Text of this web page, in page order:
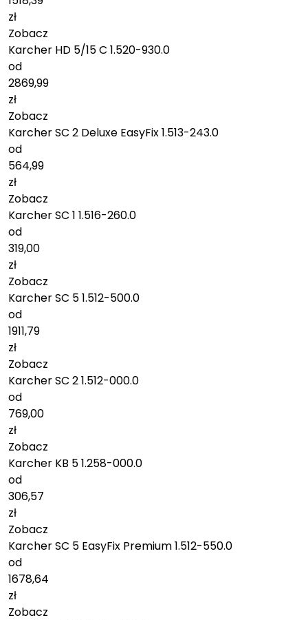
zł
Zobacz
Karcher HD 5/15 C 1.520-930.0
od
2869,99
zł
Zobacz
Karcher SC 2 Deluxe EasyFix 1.513-243.0
od
564,99
zł
Zobacz
Karcher SC 1 1.516-260.0
od
319,00
zł
Zobacz
Karcher SC 5 1.512-500.0
od
1911,79
zł
Zobacz
Karcher SC 2 1.512-000.0
od
769,00
zł
Zobacz
Karcher KB 5 1.258-000.0
od
306,57
zł
Zobacz
Karcher SC 5 EasyFix Premium 1.512-550.0
od
1678,64
zł
Zobacz